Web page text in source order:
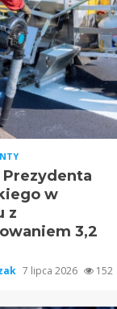
Prezydenta
w
z
3,2
7 lipca 2026 152